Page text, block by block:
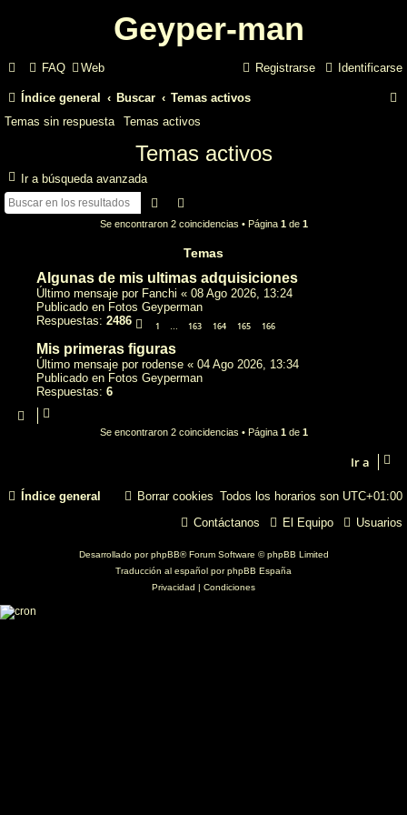
Geyper-man
FAQ Web Identificarse
Registrarse
Índice general Buscar Temas activos
Temas sin respuesta Temas activos
Temas activos
Ir a búsqueda avanzada
Buscar
Se encontraron 2 coincidencias • Página 1de 1
Temas
Algunas de mis ultimas adquisiciones
Último mensaje por Fanchi « 08 Ago 2026, 13:24
Publicado en Fotos Geyperman
Respuestas: 2486 1 … 163 164 165 166
Mis primeras figuras
Último mensaje por rodense « 04 Ago 2026, 13:34
Publicado en Fotos Geyperman
Respuestas: 6
Se encontraron 2 coincidencias • Página 1de 1
Ir a
Índice general Todos los horarios son UTC+01:00
Borrar cookies
Usuarios
El Equipo
Contáctanos
Desarrollado porphpBB® Forum Software © phpBB Limited
Traducción al español porphpBB España
Privacidad
Condiciones